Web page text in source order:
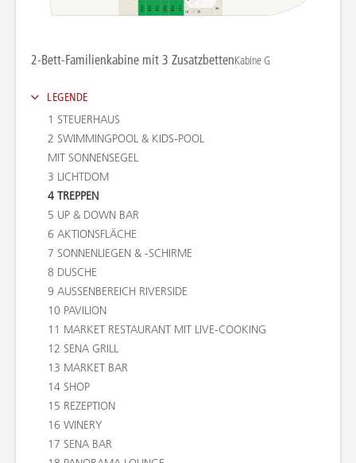
2-Bett-Familienkabine mit 3 ZusatzbettenKabine G
LEGENDE
1 STEUERHAUS
2 SWIMMINGPOOL & KIDS-POOL
MIT SONNENSEGEL
3 LICHTDOM
4 TREPPEN
5 UP & DOWN BAR
6 AKTIONSFLÄCHE
7 SONNENLIEGEN & -SCHIRME
8 DUSCHE
9 AUSSENBEREICH RIVERSIDE
10 PAVILION
11 MARKET RESTAURANT MIT LIVE-COOKING
12 SENA GRILL
13 MARKET BAR
14 SHOP
15 REZEPTION
16 WINERY
17 SENA BAR